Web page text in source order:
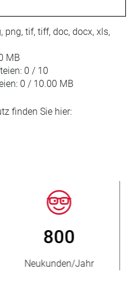
png, tif, tiff, doc, docx, xls,
MB
0 / 10
0 / 10.00 MB
finden Sie hier:
> 3 500 000
verkaufte Einheiten